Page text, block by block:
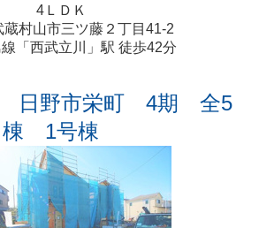
4ＬＤＫ
蔵村山市三ツ藤２丁目41-2
「西武立川」駅 徒歩42分
日野市栄町 4期 全5
棟 1号棟